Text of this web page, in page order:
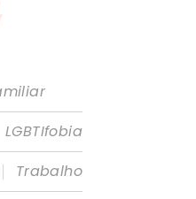
LGBTIfobia
|
Trabalho